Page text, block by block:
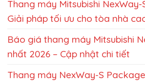
Thang máy Mitsubishi NexWay-
Giải pháp tối ưu cho tòa nhà
Báo giá thang máy Mitsubishi
nhất 2026 – Cập nhật chi tiết
Thang máy NexWay-S